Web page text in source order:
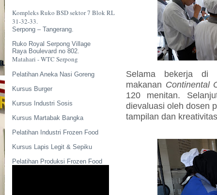
Kompleks Ruko BSD sektor 7 Blok RL
31-32-33.
Serpong – Tangerang.
Ruko Royal Serpong Village
Raya Boulevard no 802.
Matahari - WTC Serpong
Pelatihan Aneka Nasi Goreng
Kursus Burger
Kursus Industri Sosis
Kursus Martabak Bangka
Pelatihan Industri Frozen Food
Kursus Lapis Legit & Sepiku
Pelatihan Produksi Frozen Food
Selama bekerja di
makanan Continental
120 menitan.
dievaluasi oleh dosen
tampilan dan